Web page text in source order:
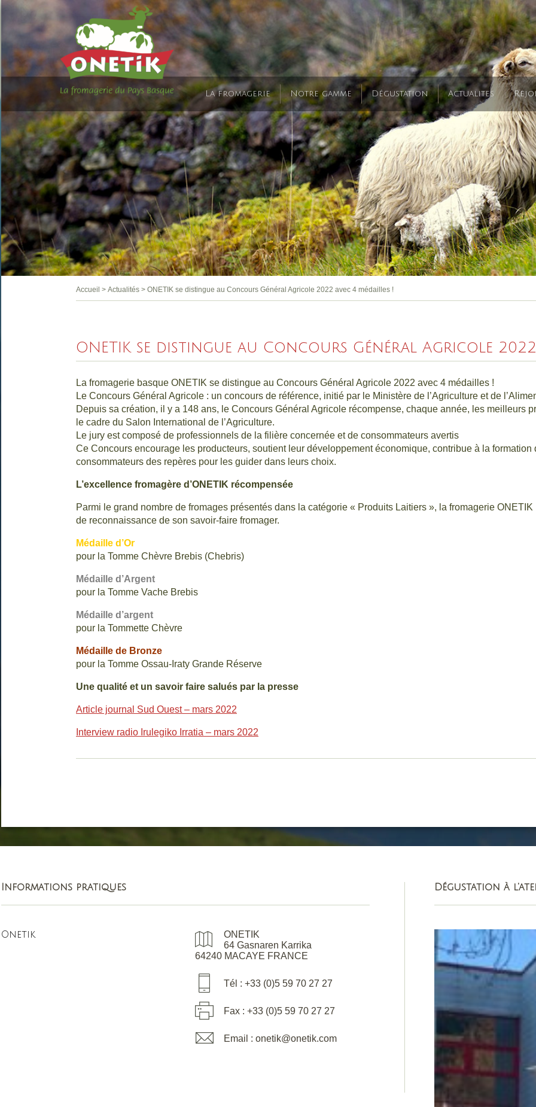
La fromagerie Notre gamme Dégustation Actualites
Accueil > Actualités > ONETIK se distingue au Concours Général Agricole 2022 avec 4 médailles !
ONETIK se distingue au Concours Général Agricole
La fromagerie basque ONETIK se distingue au Concours Général Agricole 2022 avec 4 médailles !
Le Concours Général Agricole : un concours de référence, initié par le Ministère de l’Agriculture et de
Depuis sa création, il y a 148 ans, le Concours Général Agricole récompense, chaque année, les meilleurs
le cadre du Salon International de l’Agriculture.
Le jury est composé de professionnels de la filière concernée et de consommateurs avertis
Ce Concours encourage les producteurs, soutient leur développement économique, contribue à la
consommateurs des repères pour les guider dans leurs choix.
L’excellence fromagère d’ONETIK récompensée
Parmi le grand nombre de fromages présentés dans la catégorie « Produits Laitiers », la fromagerie
de reconnaissance de son savoir-faire fromager.
Médaille d’Or
pour la Tomme Chèvre Brebis (Chebris)
Médaille d’Argent
pour la Tomme Vache Brebis
Médaille d’argent
pour la Tommette Chèvre
Médaille de Bronze
pour la Tomme Ossau-Iraty Grande Réserve
Une qualité et un savoir faire salués par la presse
Article journal Sud Ouest – mars 2022
Interview radio Irulegiko Irratia – mars 2022
Informations pratiques
Onetik
ONETIK
64 Gasnaren Karrika
64240 MACAYE FRANCE
Tél : +33 (0)5 59 70 27 27
Fax : +33 (0)5 59 70 27 27
Email : onetik@onetik.com
Dégustation à